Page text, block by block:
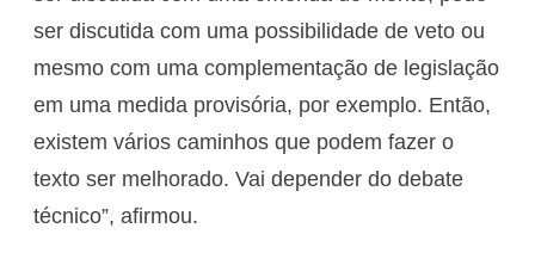
ser discutida com uma possibilidade de veto ou
mesmo com uma complementação de legislação
em uma medida provisória, por exemplo. Então,
existem vários caminhos que podem fazer o
texto ser melhorado. Vai depender do debate
técnico”, afirmou.